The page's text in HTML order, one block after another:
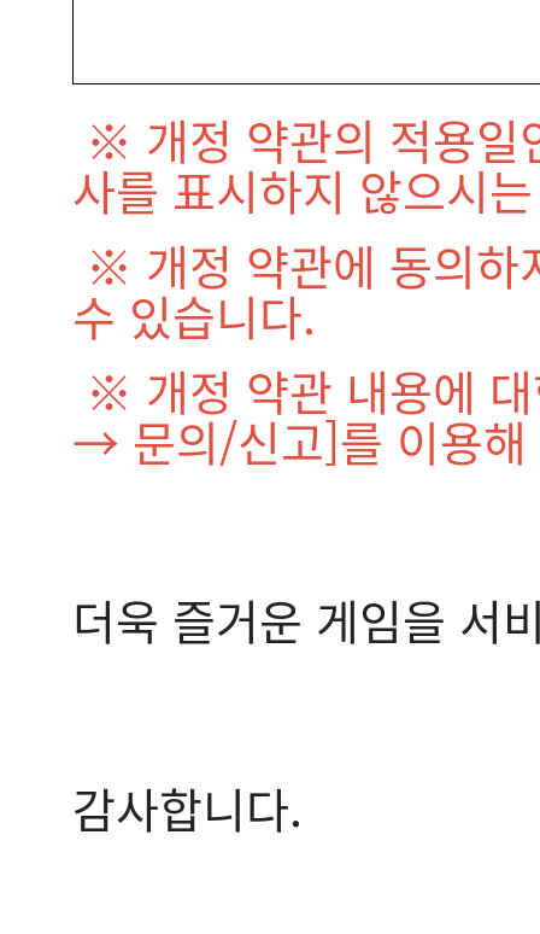
※ 개정 약관의 적용일
사를 표시하지 않으시
※ 개정 약관에 동의하
수 있습니다.
※ 개정 약관 내용에
→ 문의/신고]를 이용해
더욱 즐거운 게임을 서
감사합니다.